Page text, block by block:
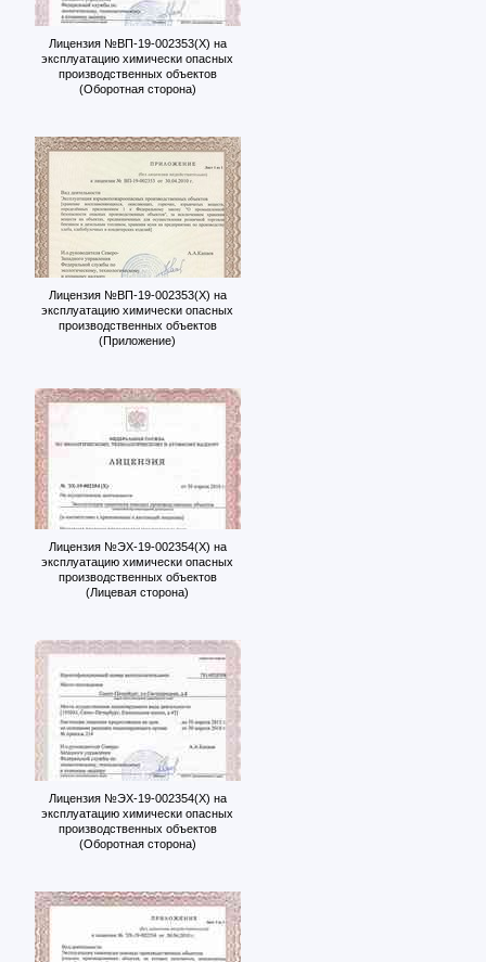
Лицензия №ВП-19-002353(Х) на
эксплуатацию химически опасных
производственных объектов
(Оборотная сторона)
Лицензия №ВП-19-002353(Х) на
эксплуатацию химически опасных
производственных объектов
(Приложение)
Лицензия №ЭХ-19-002354(Х) на
эксплуатацию химически опасных
производственных объектов
(Лицевая сторона)
Лицензия №ЭХ-19-002354(Х) на
эксплуатацию химически опасных
производственных объектов
(Оборотная сторона)